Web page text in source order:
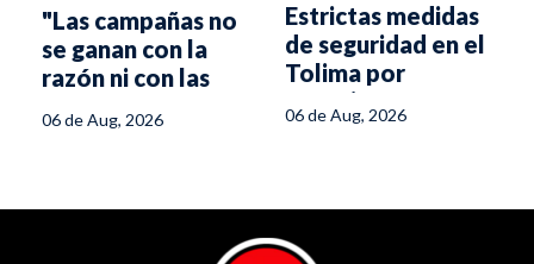
"Las campañas no
se ganan con la
razón ni con las
estratega de De la
06 de Aug, 2026
Estrictas medidas
de seguridad en el
Tolima por
posesión
presidencial
06 de Aug, 2026